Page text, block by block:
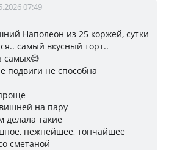
07:49
Наполеон из 25 коржей, сутки
самый вкусный торт..
самых😅
подвиги не способна
на пару
делала такие
нежнейшее, тончайшее
сметаной